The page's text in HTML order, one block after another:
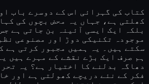
کتاب کی گہرائی اس کے دوسرے باب
کھلتی ہے، جہاں یہ محض بچوں کی
بلکہ ایک ایسی آئینہ بن جاتی ہے
موجودہ تکنیکی دوڑ اور مصنوعی
سکتے ہیں۔ یہ ہمیں مجبور کرتی ہے
ہم صرف ایک بڑے نقشے کے مہرے ہیں
دھاگہ بدلنے کا اختیار ہے؟ یہ
فکر کے نئے دریچے کھولتی ہے اور